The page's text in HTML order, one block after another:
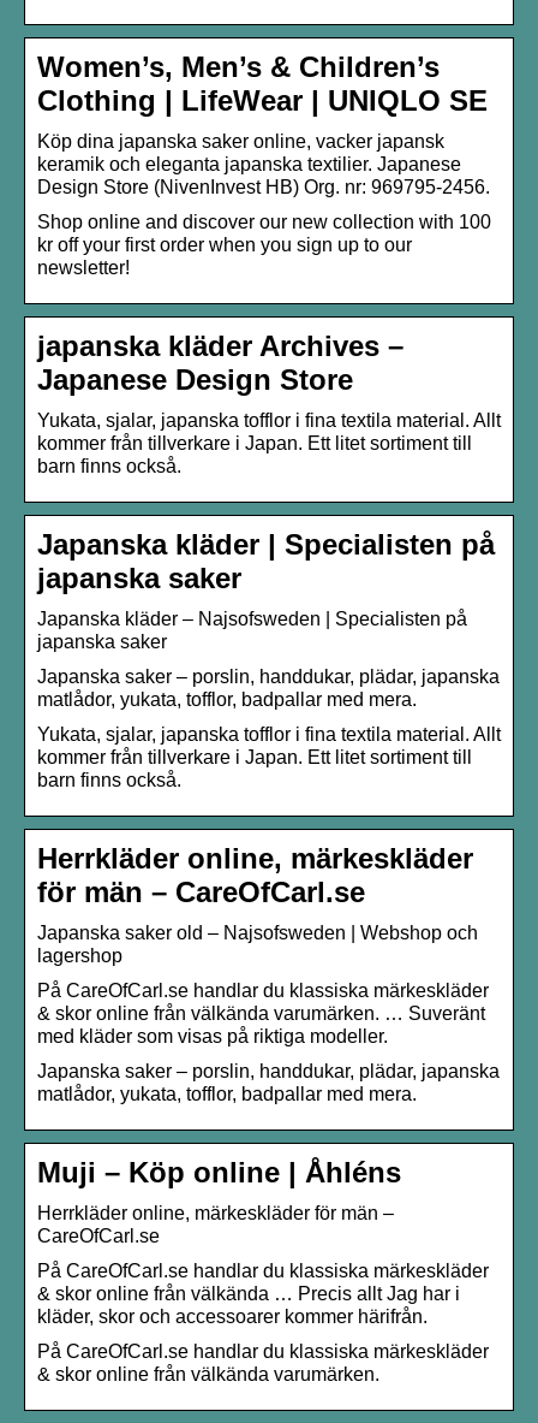
Women’s, Men’s & Children’s
Clothing | LifeWear | UNIQLO SE
Köp dina japanska saker online, vacker japansk
keramik och eleganta japanska textilier. Japanese
Design Store (NivenInvest HB) Org. nr: 969795-2456.
Shop online and discover our new collection with 100
kr off your first order when you sign up to our
newsletter!
japanska kläder Archives –
Japanese Design Store
Yukata, sjalar, japanska tofflor i fina textila material. Allt
kommer från tillverkare i Japan. Ett litet sortiment till
barn finns också.
Japanska kläder | Specialisten på
japanska saker
Japanska kläder – Najsofsweden | Specialisten på
japanska saker
Japanska saker – porslin, handdukar, plädar, japanska
matlådor, yukata, tofflor, badpallar med mera.
Yukata, sjalar, japanska tofflor i fina textila material. Allt
kommer från tillverkare i Japan. Ett litet sortiment till
barn finns också.
Herrkläder online, märkeskläder
för män – CareOfCarl.se
Japanska saker old – Najsofsweden | Webshop och
lagershop
På CareOfCarl.se handlar du klassiska märkeskläder
& skor online från välkända varumärken. … Suveränt
med kläder som visas på riktiga modeller.
Japanska saker – porslin, handdukar, plädar, japanska
matlådor, yukata, tofflor, badpallar med mera.
Muji – Köp online | Åhléns
Herrkläder online, märkeskläder för män –
CareOfCarl.se
På CareOfCarl.se handlar du klassiska märkeskläder
& skor online från välkända … Precis allt Jag har i
kläder, skor och accessoarer kommer härifrån.
På CareOfCarl.se handlar du klassiska märkeskläder
& skor online från välkända varumärken.